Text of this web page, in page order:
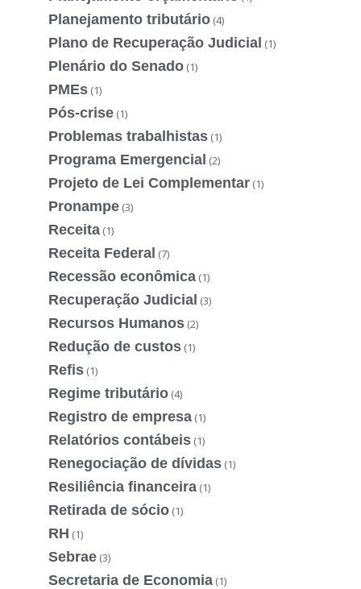
Planejamento tributário (4)
Plano de Recuperação Judicial (1)
Plenário do Senado (1)
PMEs (1)
Pós-crise (1)
Problemas trabalhistas (1)
Programa Emergencial (2)
Projeto de Lei Complementar (1)
Pronampe (3)
Receita (1)
Receita Federal (7)
Recessão econômica (1)
Recuperação Judicial (3)
Recursos Humanos (2)
Redução de custos (1)
Refis (1)
Regime tributário (4)
Registro de empresa (1)
Relatórios contábeis (1)
Renegociação de dívidas (1)
Resiliência financeira (1)
Retirada de sócio (1)
RH (1)
Sebrae (3)
Secretaria de Economia (1)